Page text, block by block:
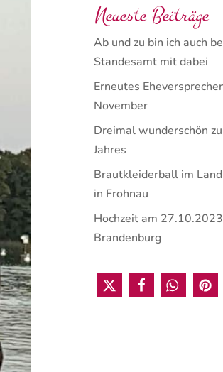
Neueste Beiträge
Ab und zu bin ich auch
Standesamt mit dabei
Erneutes
November
Dreimal wunderschön
Jahres
Brautkleiderball im
in Frohnau
Hochzeit am
Brandenburg